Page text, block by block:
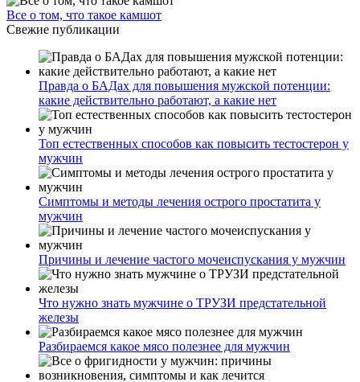
Все о том, что такое камшот
Свежие публикации
Правда о БАДах для повышения мужской потенции:
какие действительно работают, а какие нет
Топ естественных способов как повысить тестостерон у
мужчин
Симптомы и методы лечения острого простатита у
мужчин
Причины и лечение частого мочеиспускания у мужчин
Что нужно знать мужчине о ТРУЗИ предстательной
железы
Разбираемся какое мясо полезнее для мужчин